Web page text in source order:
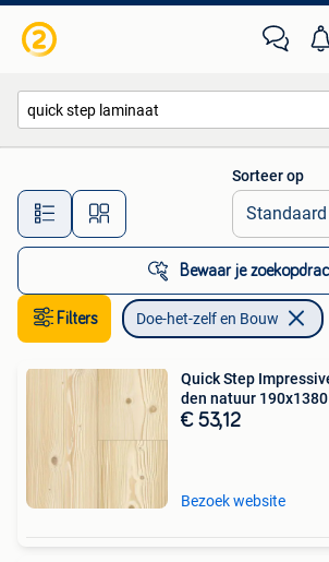
Alle afstanden…
Sorteer op
Bewaar je
Filters Doe-het-zelf en Bouw
Quick Step
den natuur 190x1380
€ 53,12
Bezoek website